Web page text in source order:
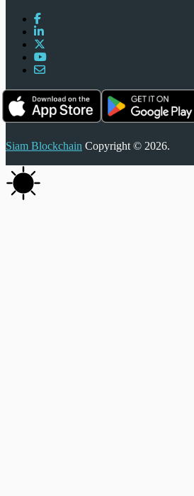
Siam Blockchain Copyright © 2026.